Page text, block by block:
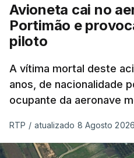
Avioneta cai no
Portimão e
piloto
A vítima mortal deste
anos, de nacionalidade
ocupante da aeronave
RTP / atualizado 8 Agosto